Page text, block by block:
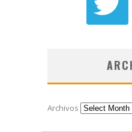
Archivos